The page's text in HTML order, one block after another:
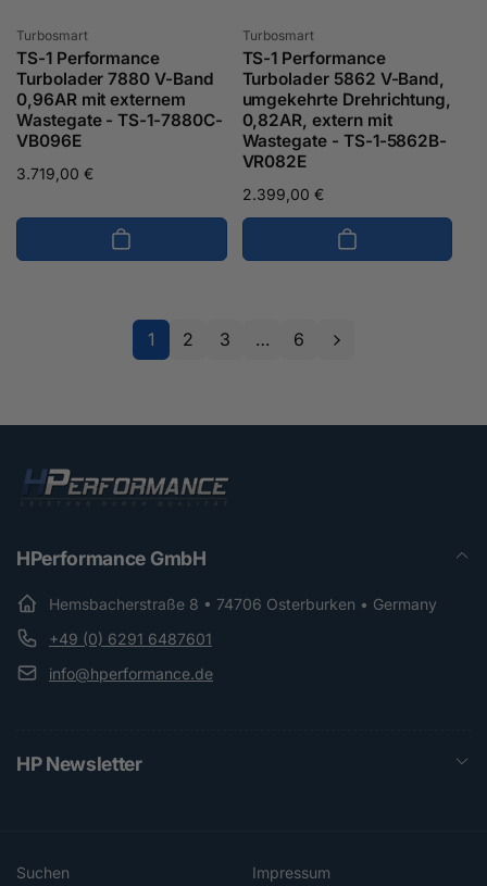
Anbieter:
Turbosmart
TS-1 Performance
Turbolader 7880 V-Band
0,96AR mit externem
Wastegate - TS-1-7880C-
VB096E
Normaler
3.719,00 €
Anbieter:
Turbosmart
TS-1 Performance
Turbolader 5862 V-Band,
umgekehrte Drehrichtung,
0,82AR, extern mit
Wastegate - TS-1-5862B-
VR082E
Normaler
Preis
2.399,00 €
1 2 3 … 6
HPerformance GmbH
Hemsbacherstraße 8 • 74706 Osterburken • Germany
+49 (0) 6291 6487601
info@hperformance.de
HP Newsletter
Suchen Impressum